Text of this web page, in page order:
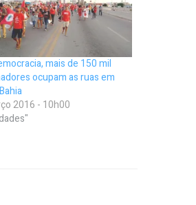
mais de 150 mil
ocupam as ruas em
2016 - 10h00